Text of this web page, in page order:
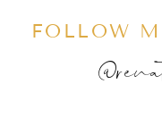
FOLLOW